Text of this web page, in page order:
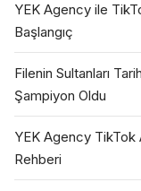
YEK Agency ile
Başlangıç
Filenin Sultanları
Şampiyon Oldu
YEK Agency TikTok
Rehberi